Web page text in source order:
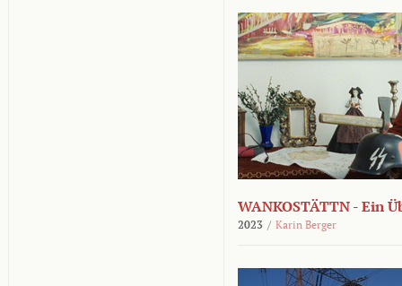
WANKOSTÄTTN - Ein
2023 / Karin Berger